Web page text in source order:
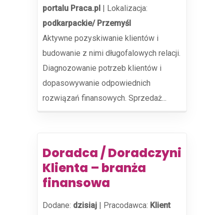
portalu Praca.pl | Lokalizacja:
podkarpackie/ Przemyśl
Aktywne pozyskiwanie klientów i
budowanie z nimi długofalowych relacji.
Diagnozowanie potrzeb klientów i
dopasowywanie odpowiednich
rozwiązań finansowych. Sprzedaż...
Doradca / Doradczyni
Klienta – branża
finansowa
Dodane: dzisiaj | Pracodawca: Klient